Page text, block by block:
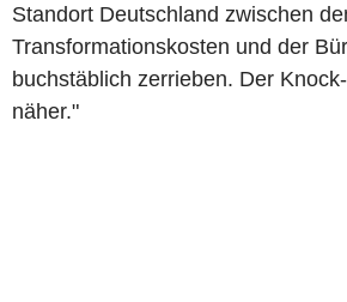
Standort Deutschland zwischen
Transformationskosten und der
buchstäblich zerrieben. Der
näher."